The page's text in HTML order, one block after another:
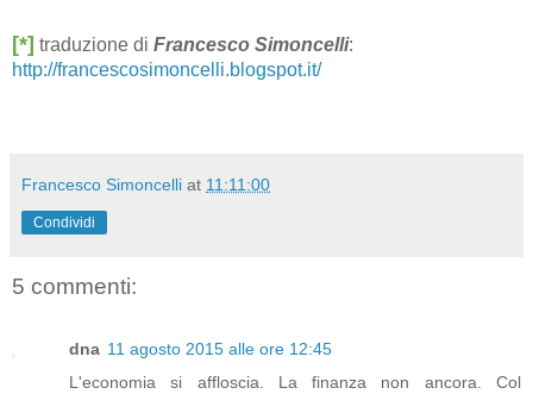
[*] traduzione di Francesco Simoncelli:
http://francescosimoncelli.blogspot.it/
Francesco Simoncelli at 11:11:00
Condividi
5 commenti:
dna 11 agosto 2015 alle ore 12:45
L'economia si affloscia. La finanza non ancora. Col